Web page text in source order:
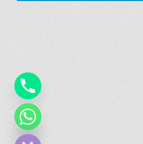
Hide
chaty